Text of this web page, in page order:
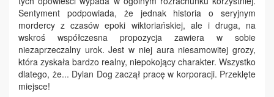
Sentyment podpowiada, że jednak historia o seryjnym
mordercy z czasów epoki wiktoriańskiej, ale i druga, na
wskroś współczesna propozycja zawiera w sobie
niezaprzeczalny urok. Jest w niej aura niesamowitej grozy,
która zyskała bardzo realny, niepokojący charakter. Wszystko
dlatego, że... Dylan Dog zaczął pracę w korporacji. Przeklęte
miejsce!